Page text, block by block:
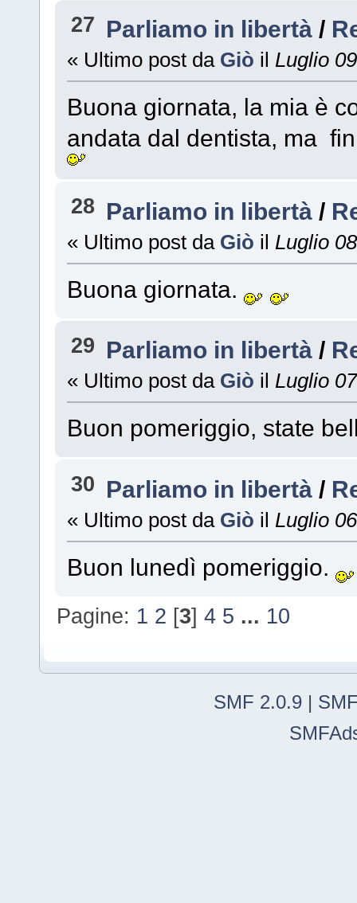
27 Parliamo in libertà /
« Ultimo post da Giò il Luglio
Buona giornata, la mia è
andata dal dentista, ma
28 Parliamo in libertà /
« Ultimo post da Giò il Luglio
Buona giornata.
29 Parliamo in libertà /
« Ultimo post da Giò il Luglio
Buon pomeriggio, state
30 Parliamo in libertà /
« Ultimo post da Giò il Luglio
Buon lunedì pomeriggio.
Pagine: 1 2 [3]4 5 ... 10
SMF 2.0.9|